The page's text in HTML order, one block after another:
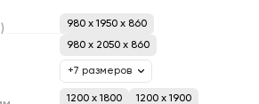
980 x 1950 x 860
980 x 2050 x 860
+7 размеров
1200 х 1800 1200 х 1900